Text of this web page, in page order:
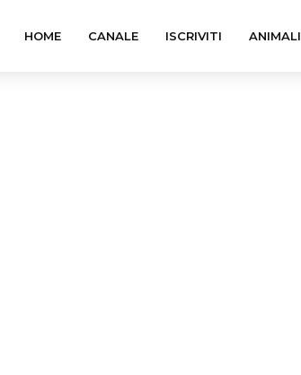
HOME CANALE ISCRIVITI ANIMALI